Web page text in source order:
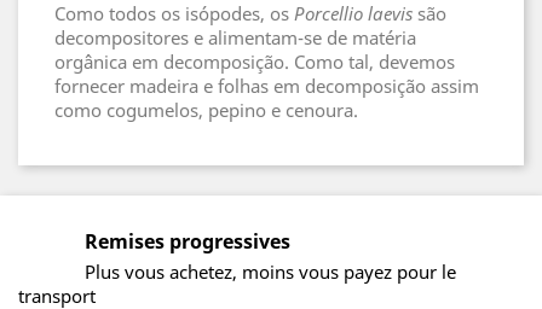
Como todos os isópodes, os Porcellio laevis são
decompositores e alimentam-se de matéria
orgânica em decomposição. Como tal, devemos
fornecer madeira e folhas em decomposição assim
como cogumelos, pepino e cenoura.
Remises progressives
Plus vous achetez, moins vous payez pour le
transport